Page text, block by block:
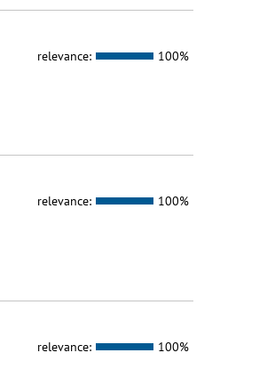
relevance: 100%
relevance: 100%
relevance: 100%